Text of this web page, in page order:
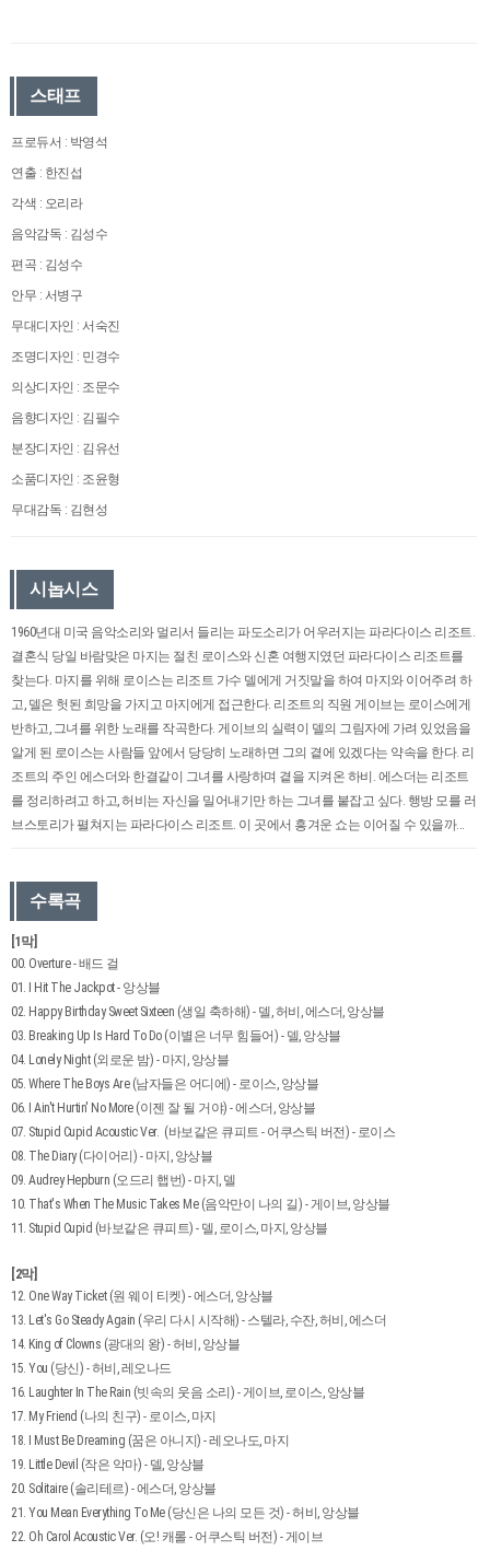
스태프
프로듀서 : 박영석
연출 : 한진섭
각색 : 오리라
음악감독 : 김성수
편곡 : 김성수
안무 : 서병구
무대디자인 : 서숙진
조명디자인 : 민경수
의상디자인 : 조문수
음향디자인 : 김필수
분장디자인 : 김유선
소품디자인 : 조윤형
무대감독 : 김현성
시놉시스
1960년대 미국 음악소리와 멀리서 들리는 파도소리가 어우러지는 파라다이스 리조트.
결혼식 당일 바람맞은 마지는 절친 로이스와 신혼 여행지였던 파라다이스 리조트를
찾는다. 마지를 위해 로이스는 리조트 가수 델에게 거짓말을 하여 마지와 이어주려 하
고, 델은 헛된 희망을 가지고 마지에게 접근한다. 리조트의 직원 게이브는 로이스에게
반하고, 그녀를 위한 노래를 작곡한다. 게이브의 실력이 델의 그림자에 가려 있었음을
알게 된 로이스는 사람들 앞에서 당당히 노래하면 그의 곁에 있겠다는 약속을 한다. 리
조트의 주인 에스더와 한결같이 그녀를 사랑하며 곁을 지켜온 하비. 에스더는 리조트
를 정리하려고 하고, 허비는 자신을 밀어내기만 하는 그녀를 붙잡고 싶다. 행방 모를 러
브스토리가 펼쳐지는 파라다이스 리조트. 이 곳에서 흥겨운 쇼는 이어질 수 있을까...
수록곡
[1막]
00. Overture - 배드 걸
01. I Hit The Jackpot - 앙상블
02. Happy Birthday Sweet Sixteen (생일 축하해) - 델, 허비, 에스더, 앙상블
03. Breaking Up Is Hard To Do (이별은 너무 힘들어) - 델, 앙상블
04. Lonely Night (외로운 밤) - 마지, 앙상블
05. Where The Boys Are (남자들은 어디에) - 로이스, 앙상블
06. I Ain't Hurtin' No More (이젠 잘 될 거야) - 에스더, 앙상블
07. Stupid Cupid Acoustic Ver. (바보같은 큐피트 - 어쿠스틱 버전) - 로이스
08. The Diary (다이어리) - 마지, 앙상블
09. Audrey Hepburn (오드리 햅번) - 마지, 델
10. That's When The Music Takes Me (음악만이 나의 길) - 게이브, 앙상블
11. Stupid Cupid (바보같은 큐피트) - 델, 로이스, 마지, 앙상블
[2막]
12. One Way Ticket (원 웨이 티켓) - 에스더, 앙상블
13. Let's Go Steady Again (우리 다시 시작해) - 스텔라, 수잔, 허비, 에스더
14. King of Clowns (광대의 왕) - 허비, 앙상블
15. You (당신) - 허비, 레오나드
16. Laughter In The Rain (빗속의 웃음 소리) - 게이브, 로이스, 앙상블
17. My Friend (나의 친구) - 로이스, 마지
18. I Must Be Dreaming (꿈은 아니지) - 레오나도, 마지
19. Little Devil (작은 악마) - 델, 앙상블
20. Solitaire (솔리테르) - 에스더, 앙상블
21. You Mean Everything To Me (당신은 나의 모든 것) - 허비, 앙상블
22. Oh Carol Acoustic Ver. (오! 캐롤 - 어쿠스틱 버전) - 게이브